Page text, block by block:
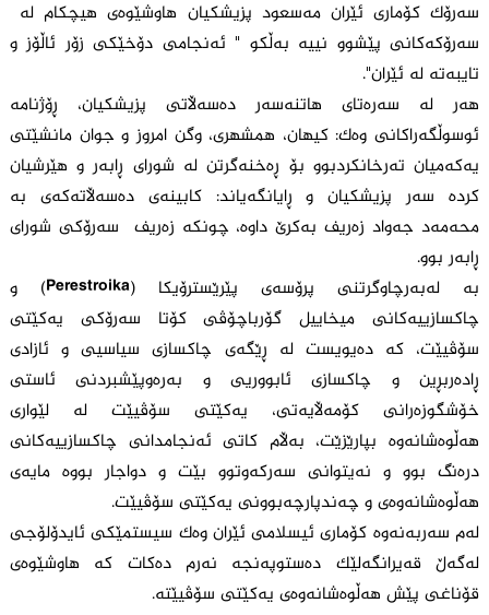
سەرۆک کۆماری ئێران مه‌سعود پزیشکیان هاوشێوەی هیچکام لە
سەرۆکەکانی پێشوو نییه بەڵکو " ئەنجامی دۆخێکی زۆر ئاڵۆز و
تایبەتە لە ئێران".
هەر لە سەرەتای هاتنەسەر دەسەڵاتی پزیشکیان، ڕۆژنامە
ئوسوڵگەراکانی وەک: کیهان، همشهری، وگن امروز و جوان مانشێتی
یەکەمیان تەرخانکردبوو بۆ ڕەخنەگرتن لە شورای ڕابەر و هێرشیان
کردە سەر پزیشکیان و ڕایانگەیاند: کابینەی دەسەڵاتەکەی بە
محەمەد جەواد زەریف بەکرێ داوە، چونکە زەریف سەرۆکی شورای
ڕابەر بوو.
بە لەبەرچاوگرتنی پرۆسه‌ی پێرێسترۆیکا (Perestroika) و
چاکسازییەکانی میخاییل گۆرباچۆڤی کۆتا سەرۆکی یەکێتی
سۆڤیێت، کە دەیویست لە ڕێگەی چاکسازی سیاسیی و ئازادی
ڕادەربڕین و چاکسازی ئابووریی و بەرەوپێشبردنی ئاستی
خۆشگوزەرانی کۆمەڵایەتی، یەکێتی سۆڤیێت لە لێواری
هەڵوەشانەوە بپارێزێت، بەڵام کاتی ئەنجامدانی چاکسازییەکانی
درەنگ بوو و نەیتوانی سەرکەوتوو بێت و دواجار بووە مایەی
هەڵوەشانەوەی و چەندپارچەبوونی یەکێتی سۆڤیێت.
لەم سەربەنەوە کۆماری ئیسلامی ئێران وەک سیستمێکی ئایدۆلۆجی
لەگەڵ قەیرانگەلێک دەستوپەنجە نەرم دەکات کە هاوشێوەی
قۆناغی پێش هەڵوەشانەوەی یەکێتی سۆڤیێتە.